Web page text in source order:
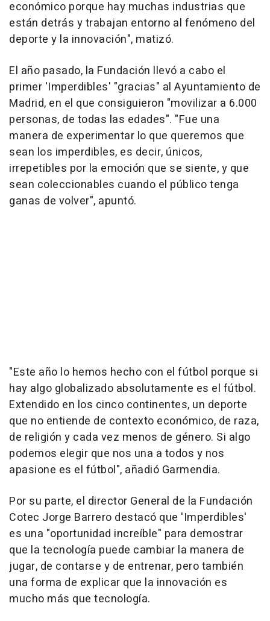
económico porque hay muchas industrias que
están detrás y trabajan entorno al fenómeno del
deporte y la innovación", matizó.
El año pasado, la Fundación llevó a cabo el
primer 'Imperdibles' "gracias" al Ayuntamiento de
Madrid, en el que consiguieron "movilizar a 6.000
personas, de todas las edades". "Fue una
manera de experimentar lo que queremos que
sean los imperdibles, es decir, únicos,
irrepetibles por la emoción que se siente, y que
sean coleccionables cuando el público tenga
ganas de volver", apuntó.
"Este año lo hemos hecho con el fútbol porque si
hay algo globalizado absolutamente es el fútbol.
Extendido en los cinco continentes, un deporte
que no entiende de contexto económico, de raza,
de religión y cada vez menos de género. Si algo
podemos elegir que nos una a todos y nos
apasione es el fútbol", añadió Garmendia.
Por su parte, el director General de la Fundación
Cotec Jorge Barrero destacó que 'Imperdibles'
es una "oportunidad increíble" para demostrar
que la tecnología puede cambiar la manera de
jugar, de contarse y de entrenar, pero también
una forma de explicar que la innovación es
mucho más que tecnología.